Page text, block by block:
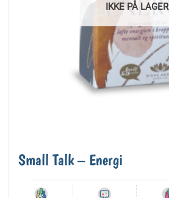
IKKE PÅ LAGER
Small Talk – Energi